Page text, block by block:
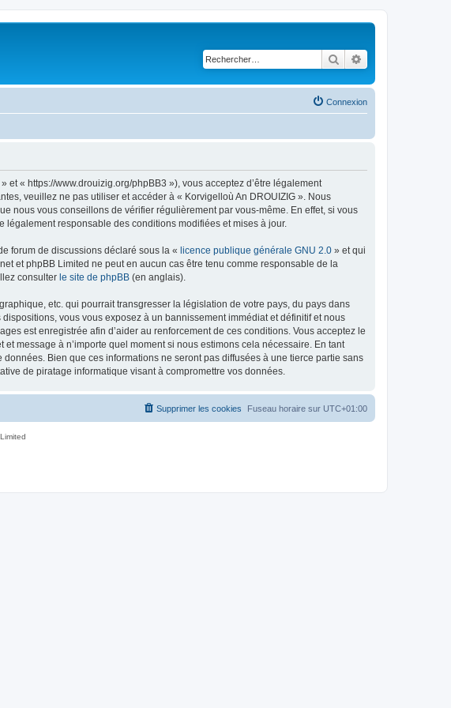
Rechercher
Connexion
« https://www.drouizig.org/phpBB3 »), vous acceptez d’être légalement
veuillez ne pas utiliser et accéder à « Korvigelloù An DROUIZIG ». Nous
nous vous conseillons de vérifier régulièrement par vous-même. En effet, si vous
légalement responsable des conditions modifiées et mises à jour.
forum de discussions déclaré sous la « licence publique générale GNU 2.0 » et qui
et phpBB Limited ne peut en aucun cas être tenu comme responsable de la
consulter le site de phpBB (en anglais).
etc. qui pourrait transgresser la législation de votre pays, du pays dans
vous vous exposez à un bannissement immédiat et définitif et nous
est enregistrée afin d’aider au renforcement de ces conditions. Vous acceptez le
message à n’importe quel moment si nous estimons cela nécessaire. En tant
Bien que ces informations ne seront pas diffusées à une tierce partie sans
de piratage informatique visant à compromettre vos données.
Fuseau horaire sur UTC+01:00
Supprimer les cookies